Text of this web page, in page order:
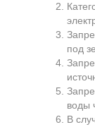
под
воды
В